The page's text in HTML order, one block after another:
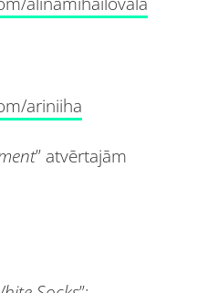
ariniiha
” atvērtajām